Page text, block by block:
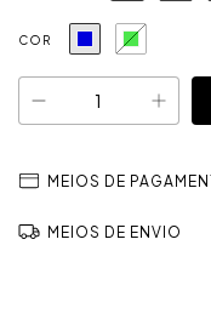
COR
MEIOS DE
MEIOS DE ENVIO